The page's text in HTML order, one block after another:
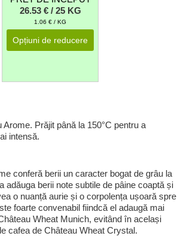
26.53 € / 25 KG
1.06 € / KG
Opțiuni de reducere
Arome. Prăjit până la 150°C pentru a
intensă.
conferă berii un caracter bogat de grâu la
adăuga berii note subtile de pâine coaptă și
o nuanță aurie și o corpolența ușoară spre
foarte convenabil fiindcă el adaugă mai
Wheat Munich, evitând în același
cafea de Château Wheat Crystal.